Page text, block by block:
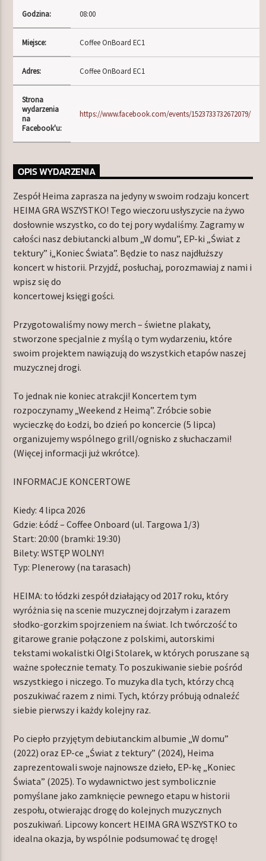
TERAZ W RAMÓWCE
NIGHT ORBIT
00:00 06:00
NASTĘPNIE W RAMÓWCE
LIGHT ORBIT
06:00 12:00
Radio Orbit
Godzina: 08:00
Miejsce: Coffee OnBoard EC1
Adres: Coffee OnBoard EC1
Strona
wydarzenia
na
Facebook'u:
https://www.facebook.com/events/1523733732672079/
OPIS WYDARZENIA
Zespół Heima zaprasza na jedyny w swoim rodzaju koncert
HEIMA GRA WSZYSTKO! Tego wieczoru usłyszycie na żywo
dosłownie wszystko, co do tej pory wydaliśmy. Zagramy w
całości nasz debiutancki album „W domu”, EP-ki „Świat z
tektury” i„Koniec Świata”. Będzie to nasz najdłuższy
koncert w historii. Przyjdź, posłuchaj, porozmawiaj z nami i
wpisz się do
koncertowej księgi gości.
Przygotowaliśmy nowy merch – świetne plakaty,
stworzone specjalnie z myślą o tym wydarzeniu, które
swoim projektem nawiązują do wszystkich etapów naszej
muzycznej drogi.
To jednak nie koniec atrakcji! Koncertem tym
rozpoczynamy „Weekend z Heimą”. Zróbcie sobie
wycieczkę do Łodzi, bo dzień po koncercie (5 lipca)
organizujemy wspólnego grill/ognisko z słuchaczami!
(Więcej informacji już wkrótce).
INFORMACJE KONCERTOWE
Kiedy: 4 lipca 2026
Gdzie: Łódź – Coffee Onboard (ul. Targowa 1/3)
Start: 20:00 (bramki: 19:30)
Bilety: WSTĘP WOLNY!
Typ: Plenerowy (na tarasach)
HEIMA: to łódzki zespół działający od 2017 roku, który
wyróżnia się na scenie muzycznej dojrzałym i zarazem
słodko-gorzkim spojrzeniem na świat. Ich twórczość to
gitarowe granie połączone z polskimi, autorskimi
tekstami wokalistki Olgi Stolarek, w których poruszane są
ważne społecznie tematy. To poszukiwanie siebie pośród
wszystkiego i niczego. To muzyka dla tych, którzy chcą
poszukiwać razem z nimi. Tych, którzy próbują odnaleźć
siebie pierwszy i każdy kolejny raz.
Po ciepło przyjętym debiutanckim albumie „W domu”
(2022) oraz EP-ce „Świat z tektury” (2024), Heima
zaprezentowali swoje najnowsze dzieło, EP-kę „Koniec
Świata” (2025). To wydawnictwo jest symbolicznie
pomyślane jako zamknięcie pewnego etapu w historii
zespołu, otwierając drogę do kolejnych muzycznych
poszukiwań. Lipcowy koncert HEIMA GRA WSZYSTKO to
idealna okazja, by wspólnie podsumować tę drogę!